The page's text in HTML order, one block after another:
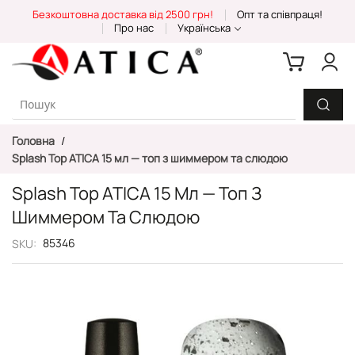
Content
Безкоштовна доставка від 2500 грн!
Опт та співпраця!
Про нас
Українська
Головна
Splash Top ATICA 15 мл — топ з шиммером та слюдою
Splash Top ATICA 15 Мл — Топ З
Шиммером Та Слюдою
SKU 85346